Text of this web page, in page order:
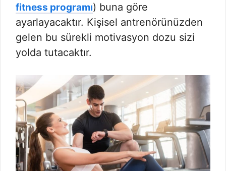
fitness programı) buna göre
ayarlayacaktır. Kişisel antrenörünüzden
gelen bu sürekli motivasyon dozu sizi
yolda tutacaktır.